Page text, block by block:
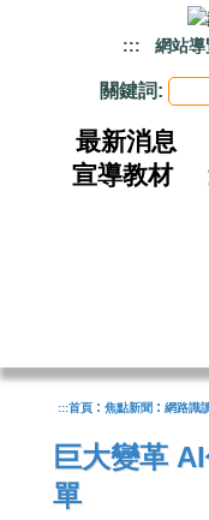
::: 網站導
關鍵詞:
最新消息
宣導教材
:::首頁 : 焦點新聞 : 網路識
巨大變革
單